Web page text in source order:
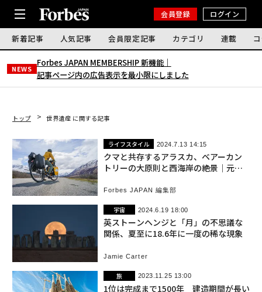
会員登録 ログイン
新着記事 人気記事 会員限定記事 カテゴリ 連載
NEWS
Forbes JAPAN MEMBERSHIP 新機能｜
記事ページ内の広告表示を最小限にしました
トップ 世界遺産 に関する記事
ライフスタイル 2024.7.13 14:15
クマと共存するアラスカ、ベアーカン
トリーの大原則と西海岸の絶景｜元イ
り
Forbes JAPAN 編集部
宇宙 2024.6.19 18:00
英ストーンヘンジと「月」の不思議な
関係、夏至に18.6年に一度の稀な現象
Jamie Carter
旅 2023.11.25 13:00
1位は完成まで1500年 建造期間が長い